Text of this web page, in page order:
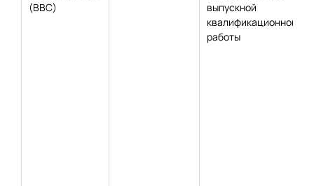
(ВВС)
выпускной
квалификационной
работы